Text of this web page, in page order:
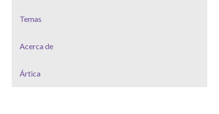
Temas
Acerca de
Ártica